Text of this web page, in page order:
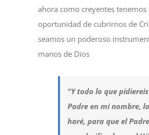
ahora como creyentes tenemos
oportunidad de cubrirnos de
seamos un poderoso
manos de Dios
“Y todo lo que
Padre en mi nombre, lo
haré, para que el Padre